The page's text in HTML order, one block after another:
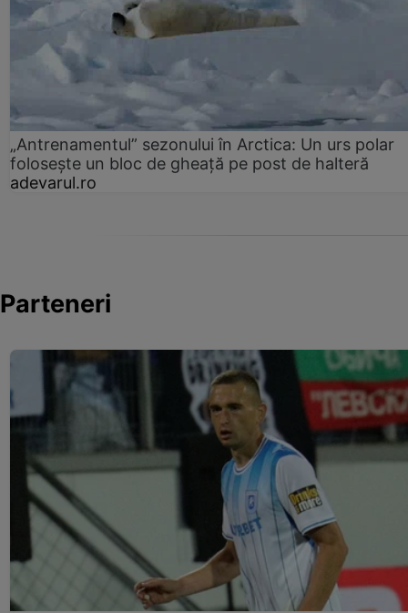
„Antrenamentul” sezonului în Arctica: Un urs polar
folosește un bloc de gheață pe post de halteră
adevarul.ro
Parteneri